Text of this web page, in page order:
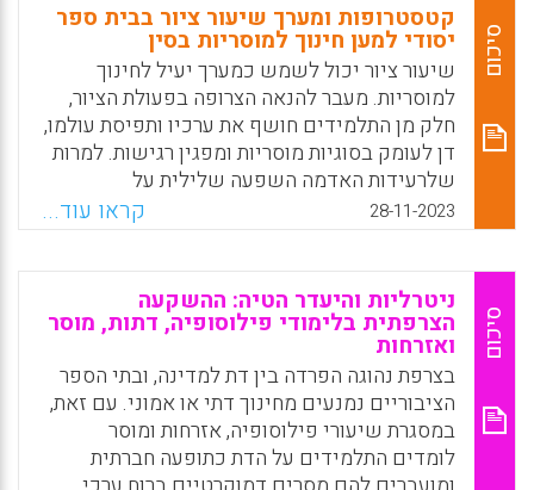
WhatsApp
Facebook
Email
X סיכום
קטסטרופות ומערך שיעור ציור בבית ספר
יסודי למען חינוך למוסריות בסין
שיעור ציור יכול לשמש כמערך יעיל לחינוך
למוסריות. מעבר להנאה הצרופה בפעולת הציור,
חלק מן התלמידים חושף את ערכיו ותפיסת עולמו,
דן לעומק בסוגיות מוסריות ומפגין רגישות. למרות
שלרעידות האדמה השפעה שלילית על
התלמידים, במקום לפחד מהן או לשנוא את
הטבע, אפשר וכדאי להתמודד עם הזיכרונות
הטראומתיים בצורה רציונלית ומודעת. כך,
התלמידים מציעים רעיונות יוצאי-דופן,
פרו-סביבתיים ויפים לעין שמבטאים הרמוניה עם
הטבע, שלכאורה פגע בקהילתם.
WhatsApp
Facebook
Email
X
28-11-2023 קראו עוד...
סיכום
ניטרליות והיעדר הטיה: ההשקעה
הצרפתית בלימודי פילוסופיה, דתות, מוסר
ואזרחות
בצרפת נהוגה הפרדה בין דת למדינה, ובתי הספר
הציבוריים נמנעים מחינוך דתי או אמוני. עם זאת,
במסגרת שיעורי פילוסופיה, אזרחות ומוסר
לומדים התלמידים על הדת כתופעה חברתית